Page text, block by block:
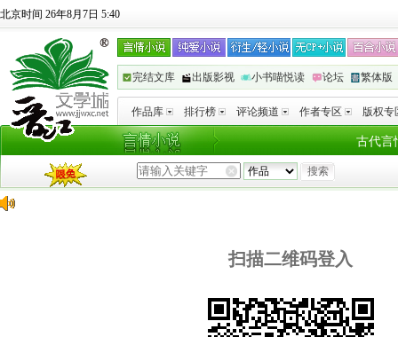
北京时间 26年8月7日 5:40
完结文库 出版影视 小书喵悦读 论坛 繁体版
作品库 排行榜 评论频道 作者专区 版权专
古代言
扫描二维码登入